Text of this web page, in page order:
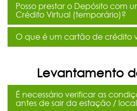
Posso prestar o Depósito com
Crédito Virtual (temporário)?
O que é um cartão de crédito
Levantamento
É necessário verificar as
antes de sair da estação /